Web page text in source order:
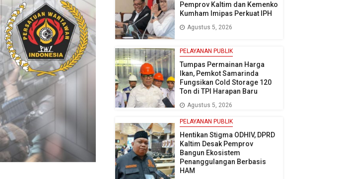
Pemprov Kaltim dan Kemenko
Kumham Imipas Perkuat IPH
Agustus 5, 2026
PELAYANAN PUBLIK
Tumpas Permainan Harga
Ikan, Pemkot Samarinda
Fungsikan Cold Storage 120
Ton di TPI Harapan Baru
Agustus 5, 2026
PELAYANAN PUBLIK
Hentikan Stigma ODHIV, DPRD
Kaltim Desak Pemprov
Bangun Ekosistem
Penanggulangan Berbasis
HAM